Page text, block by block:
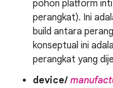
pohon platform
perangkat). Ini
build antara
konseptual ini
perangkat yang
device/